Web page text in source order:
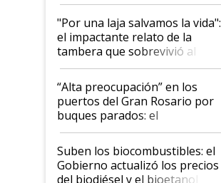
pase a ser "país sucio"
"Por una laja salvamos la vida":
el impactante relato de la
tambera que sobrevivió al
tornado
“Alta preocupación” en los
puertos del Gran Rosario por
buques parados: el
funcionamiento de las
exportadoras en tensión tras
la medida de fuerza de los
prácticos
Suben los biocombustibles: el
Gobierno actualizó los precios
del biodiésel y el bioetanol